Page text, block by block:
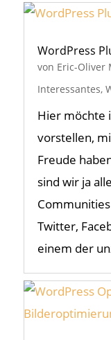
WordPress
von Eric-Oliver
Interessantes,
Hier möchte
vorstellen,
Freude
sind wir ja
Twitter,
einem der